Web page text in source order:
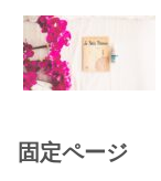
固定ページ